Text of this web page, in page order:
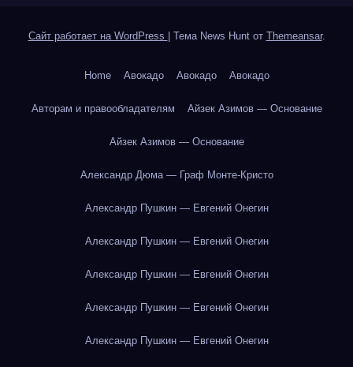
Сайт работает на WordPress Тема News Hunt от Themeansar.
Home Авокадо Авокадо Авокадо
Авторам и правообладателям Айзек Азимов — Основание
Айзек Азимов — Основание
Александр Дюма — Граф Монте-Кристо
Александр Пушкин — Евгений Онегин
Александр Пушкин — Евгений Онегин
Александр Пушкин — Евгений Онегин
Александр Пушкин — Евгений Онегин
Александр Пушкин — Евгений Онегин